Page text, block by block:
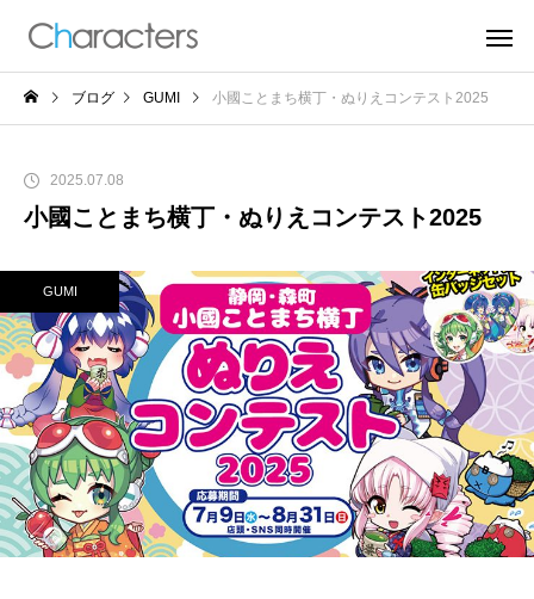
ブログ GUMI 小國ことまち横丁・ぬりえコンテスト2025
2025.07.08
小國ことまち横丁・ぬりえコンテスト2025
GUMI